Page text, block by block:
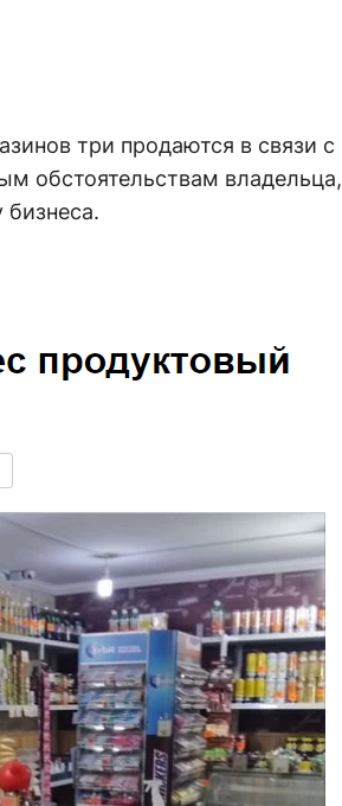
три продаются в связи с
обстоятельствам владельца,